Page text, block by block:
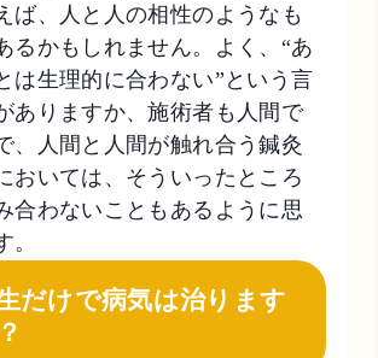
ば、人と人の相性のようなも
るかもしれません。よく、“あ
は生理的に合わない”という言
ありますか、施術者も人間で
、人間と人間が触れ合う鍼灸
おいては、そういったところ
合わないこともあるように思
。
だけで病気は治ります